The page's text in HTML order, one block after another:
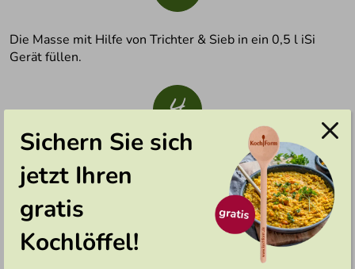
Die Masse mit Hilfe von Trichter & Sieb in ein 0,5 l iSi
Gerät füllen.
4
1 Sahnekapsel aufschrauben und ca. 9-mal kräftig
schütteln.
Sichern Sie sich
jetzt Ihren
gratis
Kochlöffel!